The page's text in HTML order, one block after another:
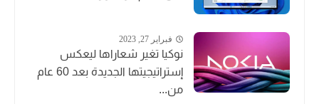
فبراير 27, 2023
نوكيا تغير شعاراها ليعكس
إستراتيجيتها الجديدة بعد 60 عام
من...